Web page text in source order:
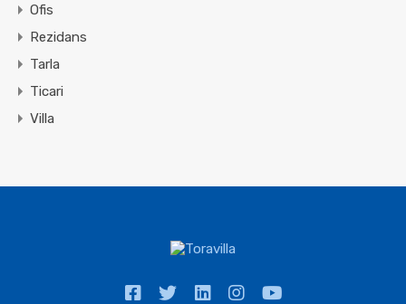
Ofis
Rezidans
Tarla
Ticari
Villa